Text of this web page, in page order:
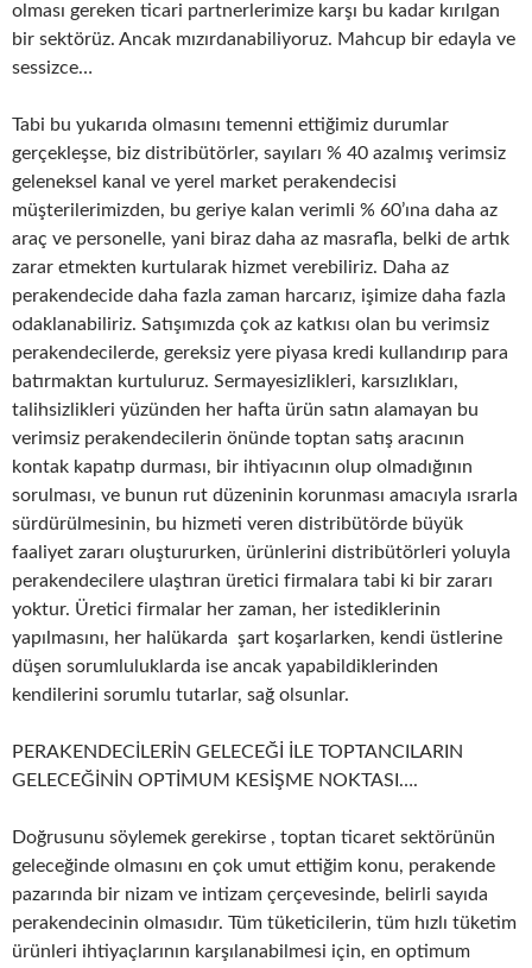
olması gereken ticari partnerlerimize karşı bu kadar kırılgan
bir sektörüz. Ancak mızırdanabiliyoruz. Mahcup bir edayla ve
sessizce…
Tabi bu yukarıda olmasını temenni ettiğimiz durumlar
gerçekleşse, biz distribütörler, sayıları % 40 azalmış verimsiz
geleneksel kanal ve yerel market perakendecisi
müşterilerimizden, bu geriye kalan verimli % 60’ına daha az
araç ve personelle, yani biraz daha az masrafla, belki de artık
zarar etmekten kurtularak hizmet verebiliriz. Daha az
perakendecide daha fazla zaman harcarız, işimize daha fazla
odaklanabiliriz. Satışımızda çok az katkısı olan bu verimsiz
perakendecilerde, gereksiz yere piyasa kredi kullandırıp para
batırmaktan kurtuluruz. Sermayesizlikleri, karsızlıkları,
talihsizlikleri yüzünden her hafta ürün satın alamayan bu
verimsiz perakendecilerin önünde toptan satış aracının
kontak kapatıp durması, bir ihtiyacının olup olmadığının
sorulması, ve bunun rut düzeninin korunması amacıyla ısrarla
sürdürülmesinin, bu hizmeti veren distribütörde büyük
faaliyet zararı oluştururken, ürünlerini distribütörleri yoluyla
perakendecilere ulaştıran üretici firmalara tabi ki bir zararı
yoktur. Üretici firmalar her zaman, her istediklerinin
yapılmasını, her halükarda şart koşarlarken, kendi üstlerine
düşen sorumluluklarda ise ancak yapabildiklerinden
kendilerini sorumlu tutarlar, sağ olsunlar.
PERAKENDECİLERİN GELECEĞİ İLE TOPTANCILARIN
GELECEĞİNİN OPTİMUM KESİŞME NOKTASI….
Doğrusunu söylemek gerekirse , toptan ticaret sektörünün
geleceğinde olmasını en çok umut ettiğim konu, perakende
pazarında bir nizam ve intizam çerçevesinde, belirli sayıda
perakendecinin olmasıdır. Tüm tüketicilerin, tüm hızlı tüketim
ürünleri ihtiyaçlarının karşılanabilmesi için, en optimum